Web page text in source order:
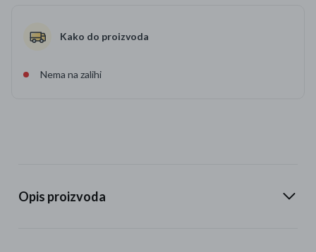
Kako do proizvoda
Nema na zalihi
Opis proizvoda